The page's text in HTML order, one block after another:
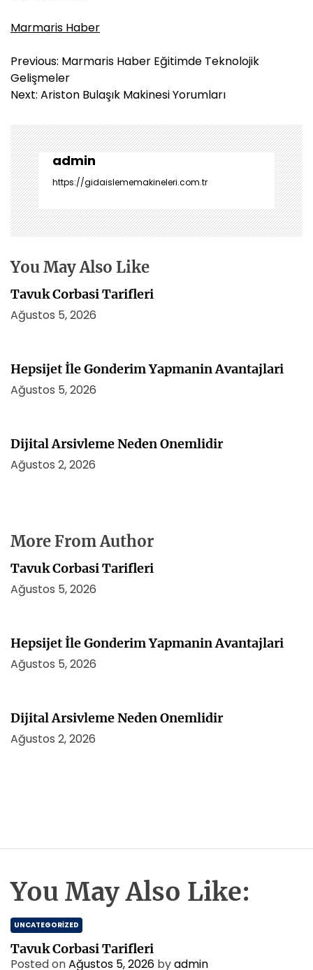
Marmaris Haber
Y
a
z
g
e
z
i
n
m
e
i
Previous: Marmaris Haber Eğitimde Teknolojik
Gelişmeler
Next: Ariston Bulaşık Makinesi Yorumları
admin
https://gidaislememakineleri.com.tr
You May Also Like
Tavuk Corbasi Tarifleri
Ağustos 5, 2026
Hepsijet İle Gonderim Yapmanin Avantajlari
Ağustos 5, 2026
Dijital Arsivleme Neden Onemlidir
Ağustos 2, 2026
More From Author
Tavuk Corbasi Tarifleri
Ağustos 5, 2026
Hepsijet İle Gonderim Yapmanin Avantajlari
Ağustos 5, 2026
Dijital Arsivleme Neden Onemlidir
Ağustos 2, 2026
You May Also Like:
UNCATEGORIZED
Tavuk Corbasi Tarifleri
Posted onAğustos 5, 2026 byadmin